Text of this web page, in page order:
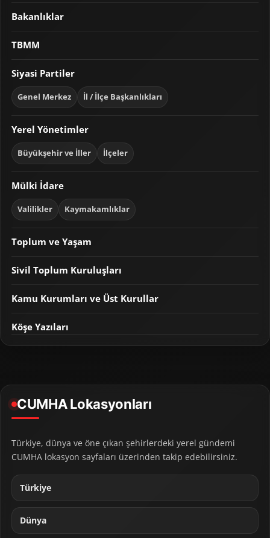
Bakanlıklar
TBMM
Siyasi Partiler
Genel Merkez İl / İlçe Başkanlıkları
Yerel Yönetimler
Büyükşehir ve İller İlçeler
Mülki İdare
Valilikler Kaymakamlıklar
Toplum ve Yaşam
Sivil Toplum Kuruluşları
Kamu Kurumları ve Üst Kurullar
Köşe Yazıları
CUMHA Lokasyonları
Türkiye, dünya ve öne çıkan şehirlerdeki yerel gündemi
CUMHA lokasyon sayfaları üzerinden takip edebilirsiniz.
Türkiye
Dünya